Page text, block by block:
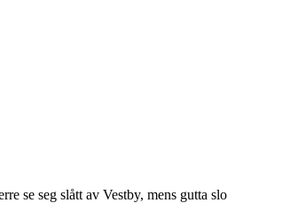
se seg slått av Vestby, mens gutta slo